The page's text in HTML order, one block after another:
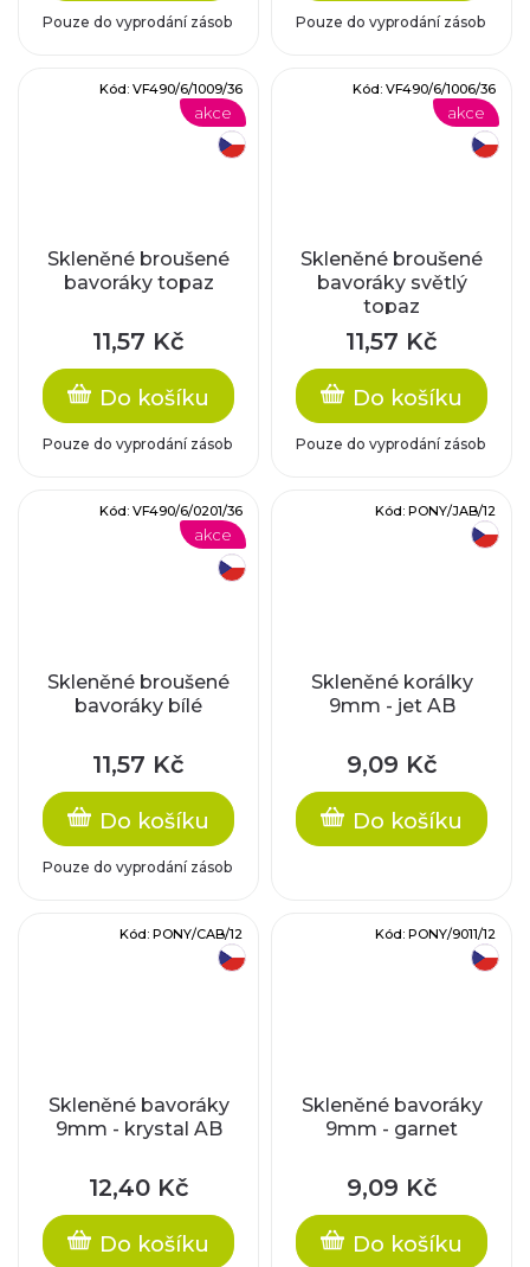
Pouze do vyprodání zásob Pouze do vyprodání zásob
akce
Skleněné broušené
bavoráky topaz
11,57 Kč
Do košíku
Pouze do vyprodání zásob
Kód: VF490/6/1009/36
akce
Skleněné broušené
bavoráky světlý
topaz
11,57 Kč
Do košíku
Pouze do vyprodání zásob
Kód: VF490/6/1006/36
akce
Skleněné broušené
bavoráky bílé
11,57 Kč
Do košíku
Pouze do vyprodání zásob
Kód: VF490/6/0201/36
Skleněné korálky
9mm - jet AB
9,09 Kč
Do košíku
Kód: PONY/JAB/12
Skleněné bavoráky
9mm - krystal AB
12,40 Kč
Do košíku
Kód: PONY/CAB/12
Skleněné bavoráky
9mm - garnet
9,09 Kč
Do košíku
Kód: PONY/9011/12